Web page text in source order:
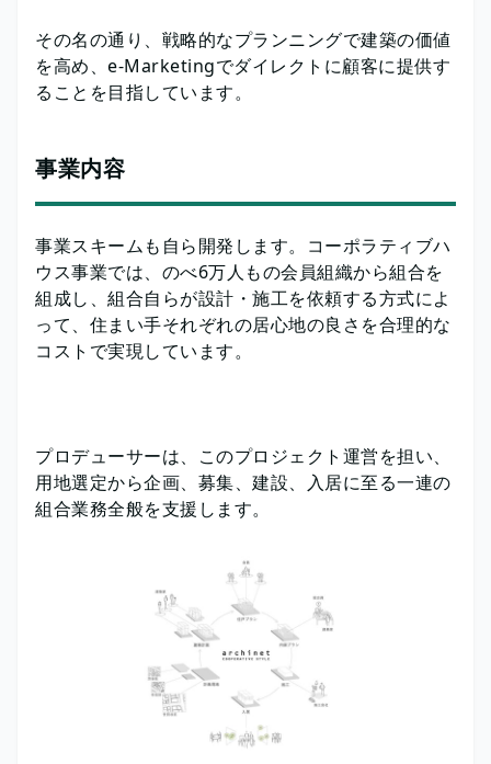
その名の通り、戦略的なプランニングで建築の価値
を高め、e-Marketingでダイレクトに顧客に提供す
ることを目指しています。
事業内容
事業スキームも自ら開発します。コーポラティブハ
ウス事業では、のべ6万人もの会員組織から組合を
組成し、組合自らが設計・施工を依頼する方式によ
って、住まい手それぞれの居心地の良さを合理的な
コストで実現しています。
プロデューサーは、このプロジェクト運営を担い、
用地選定から企画、募集、建設、入居に至る一連の
組合業務全般を支援します。